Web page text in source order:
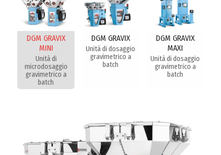
DGM GRAVIX
MINI
Unità di
microdosaggio
gravimetrico a
batch
DGM GRAVIX
Unità di dosaggio
gravimetrico a
batch
DGM GRAVIX
MAXI
Unità di dosaggio
gravimetrico a
batch